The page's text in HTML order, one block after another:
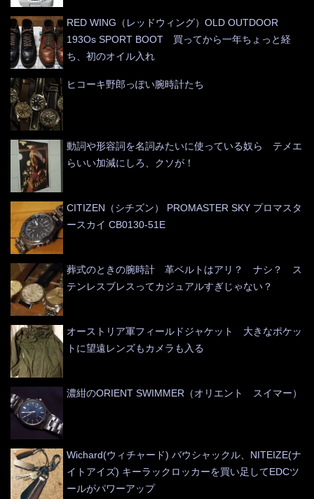
RED WING（レッドウィング）OLD OUTDOOR
193Os SPORT BOOT 買ってから一年ちょっと経
ち、初のオイル入れ
ヒコーキ野郎っぽい腕時計たち
動詞や形容詞を名詞みたいに使っている奴ら テメエ
らいい加減にしろ、クソが！
CITIZEN（シチズン） PROMASTER SKY プロマスタ
ースカイ CB0130-51E
葬式のときの腕時計 革ベルトはアリ？ ナシ？ ス
テンレスブレスってカジュアルすぎじゃない？
オーストリア軍フィールドジャケット 大きなポケッ
トに望遠レンズもカメラも入る
濃紺のORIENT SWIMMER（オリエント スイマー）
Wichard(ウィチャード) バウシャックル、NITEIZE(ナ
イトアイズ) キーラックロッカーを買い足してEDCツ
ールがパワーアップ